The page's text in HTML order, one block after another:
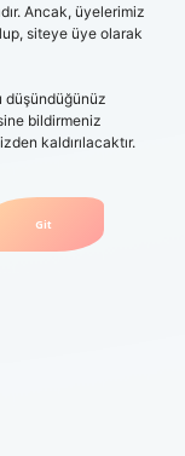
Ancak, üyelerimiz
siteye üye olarak
düşündüğünüz
bildirmeniz
kaldırılacaktır.